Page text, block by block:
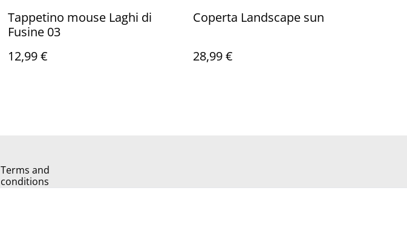
Tappetino mouse Laghi di
Fusine 03
12,99 €
Coperta Landscape sun
28,99 €
Terms and
conditions